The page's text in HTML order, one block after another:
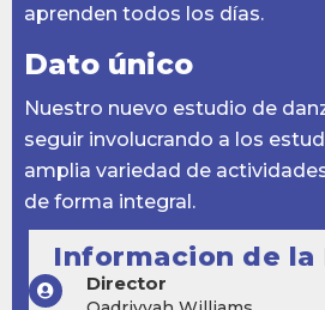
aprenden todos los días.
Dato único
Nuestro nuevo estudio de
seguir involucrando a los
amplia variedad de
de forma integral.
Informacion de la
Director